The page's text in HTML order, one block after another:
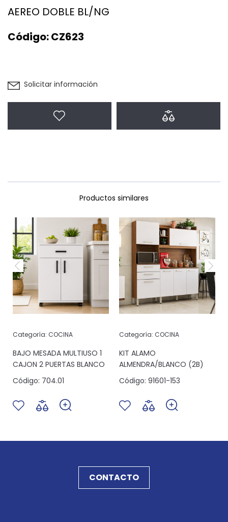
AEREO DOBLE BL/NG
Código:CZ623
Solicitar información
Productos similares
Categoría: COCINA
BAJO MESADA MULTIUSO 1
CAJON 2 PUERTAS BLANCO
Código: 704.01
Categoría: COCINA
KIT ALAMO
ALMENDRA/BLANCO (2B)
Código: 91601-153
CONTACTO